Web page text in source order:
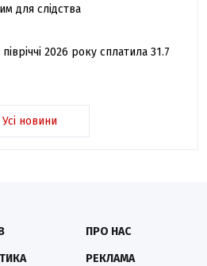
для слідства
2026 року сплатила 31.7
Усі новини
ПРО НАС
РЕКЛАМА